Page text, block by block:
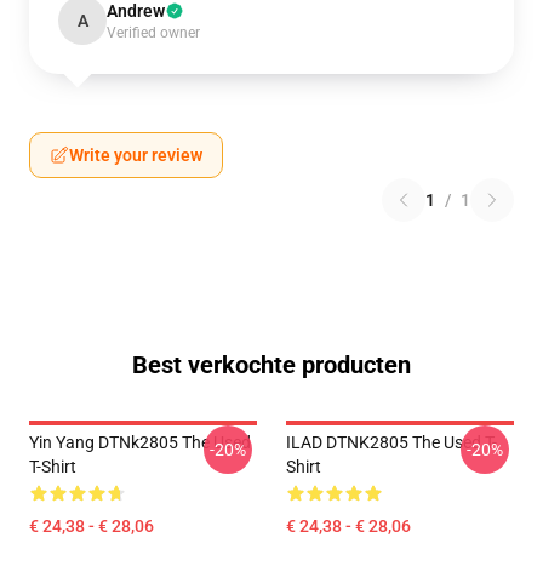
A Andrew
Verified owner
Write your review
1 / 1
Best verkochte producten
Yin Yang DTNk2805 The Used
T-Shirt
€ 24,38 - € 28,06
-20%
ILAD DTNK2805 The Used T-
Shirt
€ 24,38 - € 28,06
-20%